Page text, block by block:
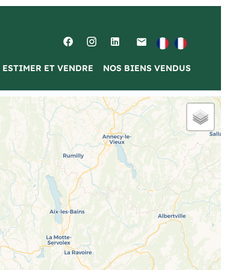
ESTIMER ET VENDRE NOS BIENS VENDUS